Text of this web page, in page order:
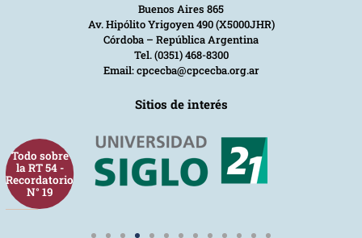
Todo sobre
la RT 54 -
Recordatorio
N° 19
Buenos Aires 865
Av. Hipólito Yrigoyen 490 (X5000JHR)
Córdoba – República Argentina
Tel. (0351) 468-8300
Email: cpcecba@cpcecba.org.ar
Sitios de interés